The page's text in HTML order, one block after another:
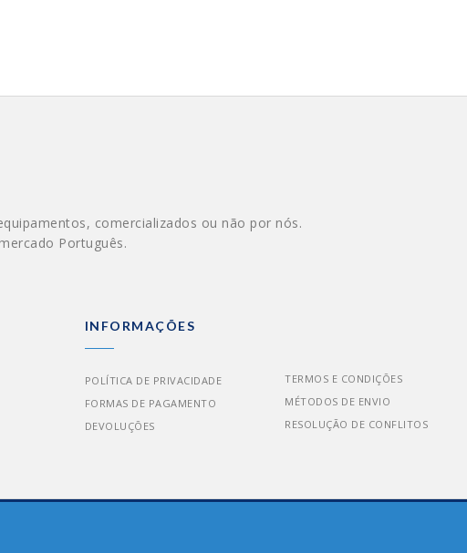
comercializados ou não por nós.
Português.
INFORMAÇÕES
POLÍTICA DE PRIVACIDADE
FORMAS DE PAGAMENTO
DEVOLUÇÕES
TERMOS E CONDIÇÕES
MÉTODOS DE ENVIO
RESOLUÇÃO DE CONFLITOS